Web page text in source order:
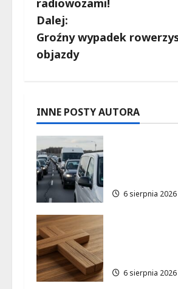
b
a
w
p
i
s
y
radiowozami!
Dalej:
Groźny wypadek
objazdy
INNE POSTY AUTORA
6 sierpnia 2026
6 sierpnia 2026